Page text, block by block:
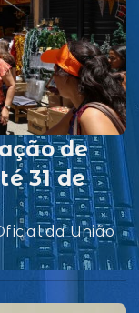
de
31 de
da União